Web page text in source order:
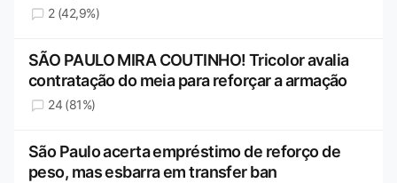
2 (42,9%)
SÃO PAULO MIRA COUTINHO! Tricolor avalia
contratação do meia para reforçar a armação
24 (81%)
São Paulo acerta empréstimo de reforço de
peso, mas esbarra em transfer ban